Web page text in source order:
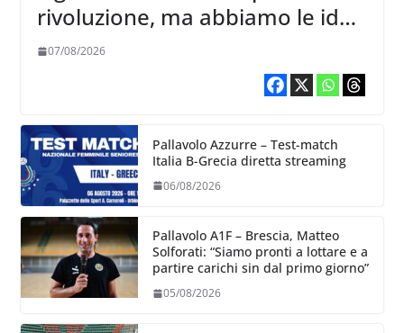
rivoluzione, ma abbiamo le idee
chiare siu cosa vogliamo fare”
07/08/2026
Pallavolo Azzurre – Test-match
Italia B-Grecia diretta streaming
06/08/2026
Pallavolo A1F – Brescia, Matteo
Solforati: “Siamo pronti a lottare e a
partire carichi sin dal primo giorno”
05/08/2026